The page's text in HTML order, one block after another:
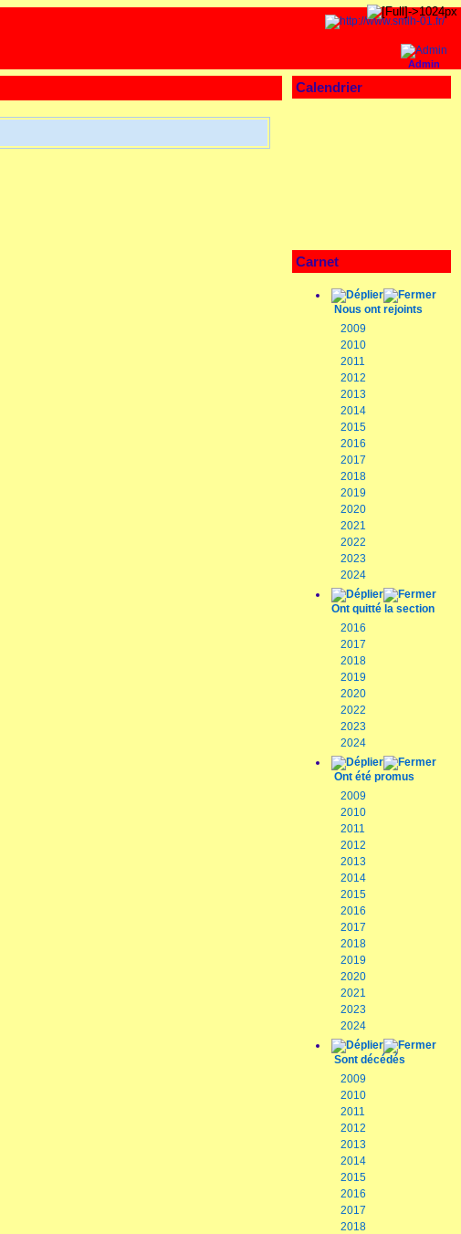
Admin
Calendrier
Carnet
Nous ont rejoints
2009
2010
2011
2012
2013
2014
2015
2016
2017
2018
2019
2020
2021
2022
2023
2024
Ont quitté la section
2016
2017
2018
2019
2020
2022
2023
2024
Ont été promus
2009
2010
2011
2012
2013
2014
2015
2016
2017
2018
2019
2020
2021
2023
2024
Sont décédés
2009
2010
2011
2012
2013
2014
2015
2016
2017
2018